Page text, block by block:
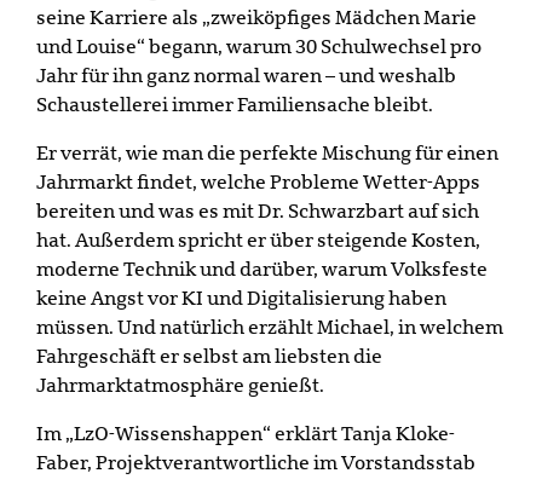
seine Karriere als „zweiköpfiges Mädchen Marie
und Louise“ begann, warum 30 Schulwechsel pro
Jahr für ihn ganz normal waren – und weshalb
Schaustellerei immer Familiensache bleibt.
Er verrät, wie man die perfekte Mischung für einen
Jahrmarkt findet, welche Probleme Wetter-Apps
bereiten und was es mit Dr. Schwarzbart auf sich
hat. Außerdem spricht er über steigende Kosten,
moderne Technik und darüber, warum Volksfeste
keine Angst vor KI und Digitalisierung haben
müssen. Und natürlich erzählt Michael, in welchem
Fahrgeschäft er selbst am liebsten die
Jahrmarktatmosphäre genießt.
Im „LzO-Wissenshappen“ erklärt Tanja Kloke-
Faber, Projektverantwortliche im Vorstandsstab